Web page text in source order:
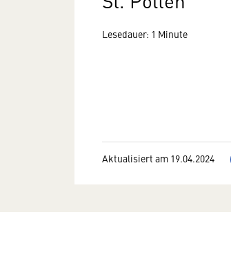
Lesedauer: 1 Minute
Aktualisiert am 19.04.2024